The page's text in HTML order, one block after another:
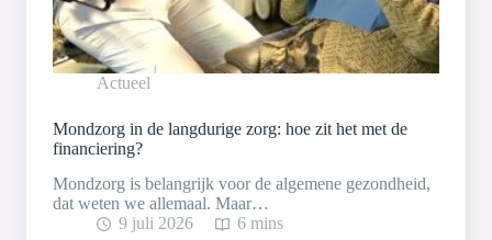
Actueel
Mondzorg in de langdurige zorg: hoe zit het met de
financiering?
Mondzorg is belangrijk voor de algemene gezondheid,
dat weten we allemaal. Maar…
9 juli 2026
6 mins